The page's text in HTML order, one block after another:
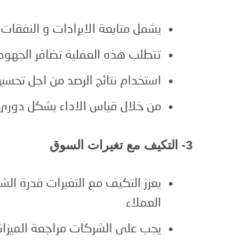
يشمل متابعة الايرادات و
تتطلب هذه العملية تضافر الجهود
استخدام نتائج الرصد من اجل
من خلال قياس الاداء بشكل
3- التكيف مع تغيرات السوق
يعزز التكيف مع التغيرات قدرة
العملاء
يجب على الشركات مراجعة